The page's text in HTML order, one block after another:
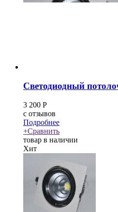
Светодиодный
3 200 Р
c отзывов
Подробнее
+Сравнить
товар в наличии
Хит